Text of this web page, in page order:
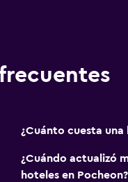
¿Cuánto cuesta una
¿Cuándo actualizó
hoteles en Pocheon?